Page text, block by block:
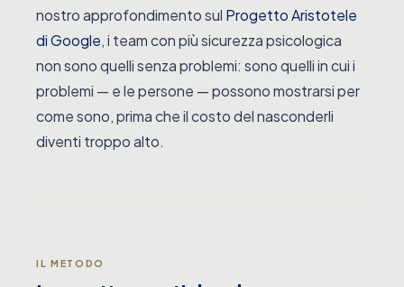
nostro approfondimento sul Progetto Aristotele
di Google, i team con più sicurezza psicologica
non sono quelli senza problemi: sono quelli in cui i
problemi — e le persone — possono mostrarsi per
come sono, prima che il costo del nasconderli
diventi troppo alto.
IL METODO